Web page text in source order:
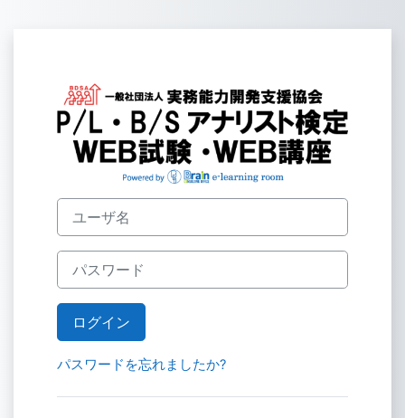
P/L・B/Sアナ
ユーザ名
パスワード
ログイン
パスワードを忘れましたか?